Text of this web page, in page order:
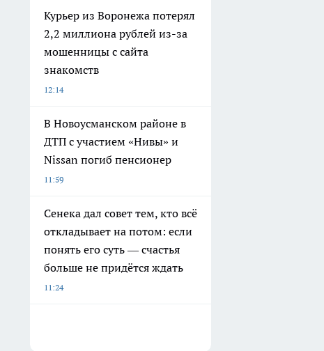
Курьер из Воронежа потерял
2,2 миллиона рублей из-за
мошенницы с сайта
знакомств
12:14
В Новоусманском районе в
ДТП с участием «Нивы» и
Nissan погиб пенсионер
11:59
Сенека дал совет тем, кто всё
откладывает на потом: если
понять его суть — счастья
больше не придётся ждать
11:24